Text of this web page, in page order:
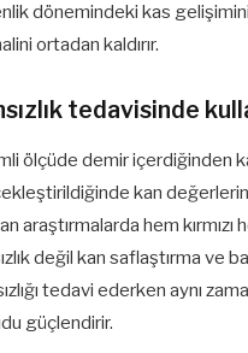
dönemindeki kas
ortadan kaldırır.
tedavisinde
ölçüde demir içerdiğinden
kan değerlerini
araştırmalarda hem
değil kan saflaştırma ve
tedavi ederken aynı
güçlendirir.